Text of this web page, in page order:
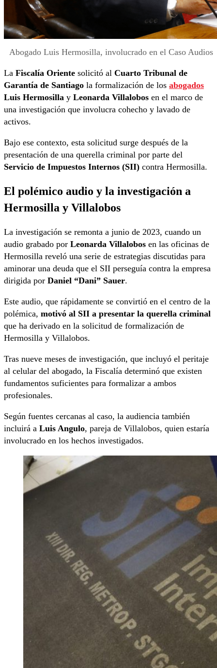
Abogado Luis Hermosilla, involucrado en el Caso Audios
La Fiscalía Oriente solicitó al Cuarto Tribunal de
Garantía de Santiago la formalización de los abogados
Luis Hermosilla y Leonarda Villalobos en el marco de
una investigación que involucra cohecho y lavado de
activos.
Bajo ese contexto, esta solicitud surge después de la
presentación de una querella criminal por parte del
Servicio de Impuestos Internos (SII) contra Hermosilla.
El polémico audio y la investigación a
Hermosilla y Villalobos
La investigación se remonta a junio de 2023, cuando un
audio grabado por Leonarda Villalobos en las oficinas de
Hermosilla reveló una serie de estrategias discutidas para
aminorar una deuda que el SII perseguía contra la empresa
dirigida por Daniel “Dani” Sauer.
Este audio, que rápidamente se convirtió en el centro de la
polémica, motivó al SII a presentar la querella criminal
que ha derivado en la solicitud de formalización de
Hermosilla y Villalobos.
Tras nueve meses de investigación, que incluyó el peritaje
al celular del abogado, la Fiscalía determinó que existen
fundamentos suficientes para formalizar a ambos
profesionales.
Según fuentes cercanas al caso, la audiencia también
incluirá a Luis Angulo, pareja de Villalobos, quien estaría
involucrado en los hechos investigados.